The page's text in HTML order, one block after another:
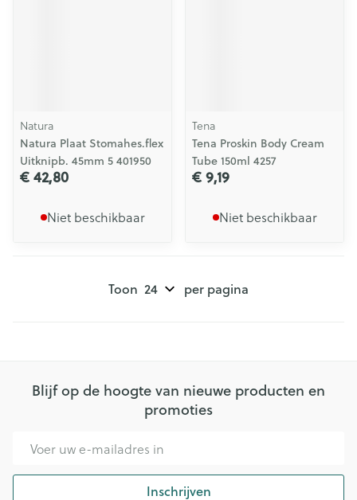
Natura
Natura Plaat Stomahes.flex
Uitknipb. 45mm 5 401950
€ 42,80
Niet beschikbaar
Tena
Tena Proskin Body Cream
Tube 150ml 4257
€ 9,19
Niet beschikbaar
Toon per pagina
Blijf op de hoogte van nieuwe producten en
promoties
Inschrijven